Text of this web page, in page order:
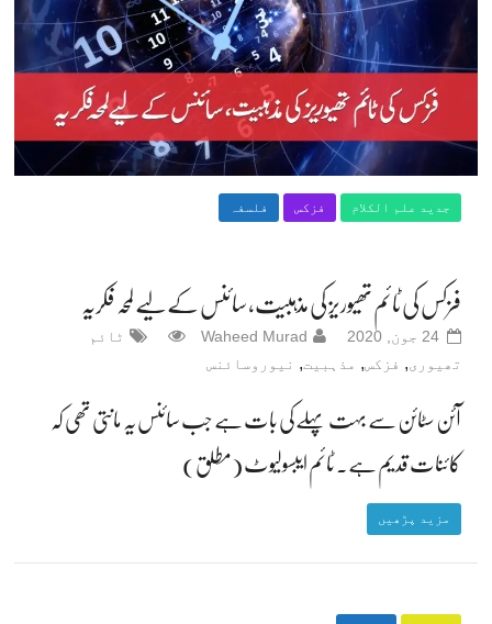
جدید علم الکلام فزکس فلسفہ
فزکس کی ٹائم تھیوریز کی مذہبیت، سائنس کے لیے لمحہ فکریہ
24 جون, 2020 Waheed Murad
ٹائم
تھیوری, فزکس, مذہبیت, نیوروسائنس
آئن سٹائن سے بہت پہلے کی بات ہے جب سائنس یہ مانتی تھی کہ
کائنات قدیم ہے۔ ٹائم ایبسولیوٹ (مطلق)
مزید پڑھیں